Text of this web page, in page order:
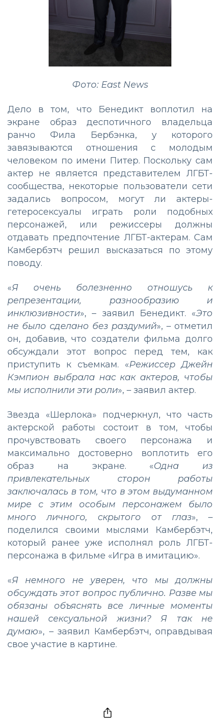
Фото: East News
Дело в том, что Бенедикт воплотил на
экране образ деспотичного владельца
ранчо Фила Бербэнка, у которого
завязываются отношения с молодым
человеком по имени Питер. Поскольку сам
актер не является представителем ЛГБТ-
сообщества, некоторые пользователи сети
задались вопросом, могут ли актеры-
гетеросексуалы играть роли подобных
персонажей, или режиссеры должны
отдавать предпочтение ЛГБТ-актерам. Сам
Камбербэтч решил высказаться по этому
поводу.
«Я очень болезненно отношусь к
репрезентации, разнообразию и
инклюзивности», – заявил Бенедикт. «Это
не было сделано без раздумий», – отметил
он, добавив, что создатели фильма долго
обсуждали этот вопрос перед тем, как
приступить к съемкам. «Режиссер Джейн
Кэмпион выбрала нас как актеров, чтобы
мы исполнили эти роли», – заявил актер.
Звезда «Шерлока» подчеркнул, что часть
актерской работы состоит в том, чтобы
прочувствовать своего персонажа и
максимально достоверно воплотить его
образ на экране. «Одна из
привлекательных сторон работы
заключалась в том, что в этом выдуманном
мире с этим особым персонажем было
много личного, скрытого от глаз», –
поделился своими мыслями Камбербэтч,
который ранее уже исполнял роль ЛГБТ-
персонажа в фильме «Игра в имитацию».
«Я немного не уверен, что мы должны
обсуждать этот вопрос публично. Разве мы
обязаны объяснять все личные моменты
нашей сексуальной жизни? Я так не
думаю», – заявил Камбербэтч, оправдывая
свое участие в картине.